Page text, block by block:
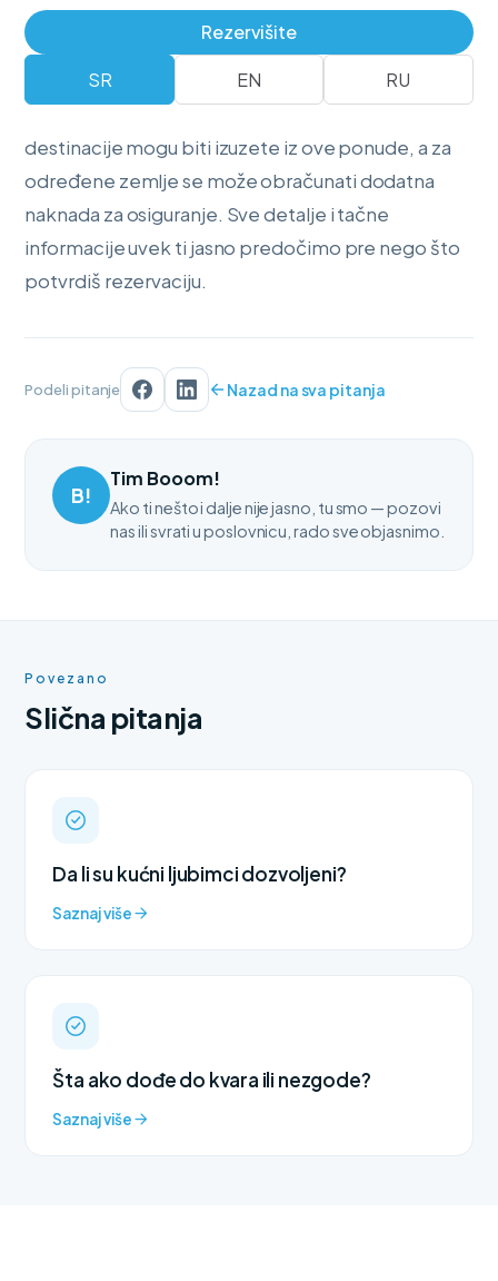
Rezervišite
SR EN RU
Sigurnost na putu:Naša tehnička podrška
24/7 prati te i važi na celom području regiona.
destinacije mogu biti izuzete iz ove ponude, a za
određene zemlje se može obračunati dodatna
naknada za osiguranje. Sve detalje i tačne
informacije uvek ti jasno predočimo pre nego što
potvrdiš rezervaciju.
Podeli pitanje Nazad na sva pitanja
B!
Tim Booom!
Ako ti nešto i dalje nije jasno, tu smo — pozovi
nas ili svrati u poslovnicu, rado sve objasnimo.
Povezano
Slična pitanja
Da li su kućni ljubimci dozvoljeni?
Saznaj više
Šta ako dođe do kvara ili nezgode?
Saznaj više